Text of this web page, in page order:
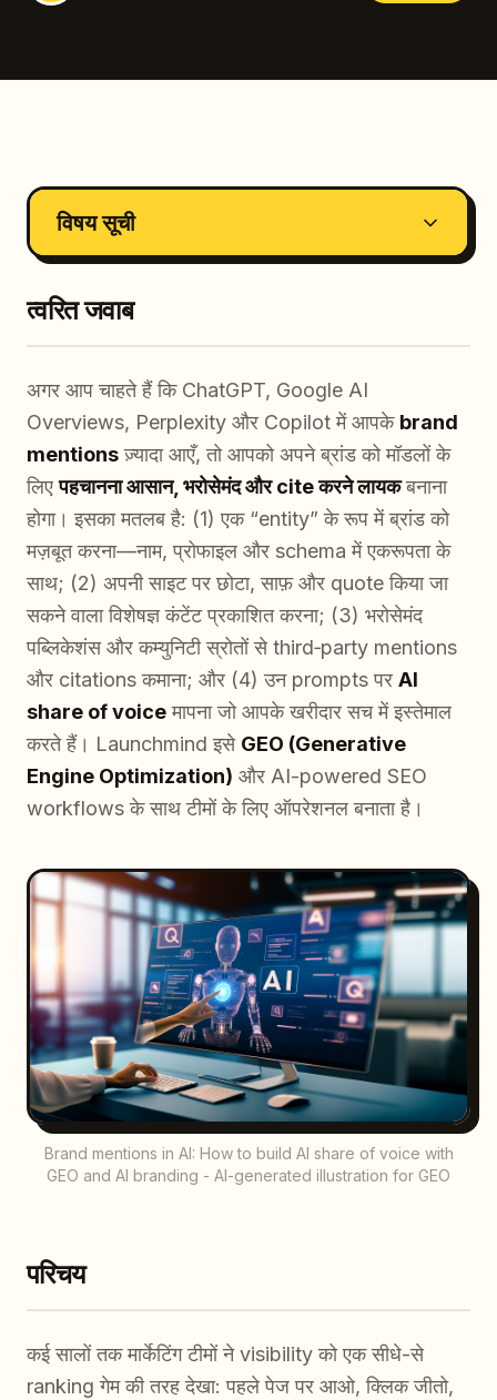
विषय सूची
त्वरित जवाब
अगर आप चाहते हैं कि ChatGPT, Google AI
Overviews, Perplexity और Copilot में आपके brand
mentionsज़्यादा आएँ, तो आपको अपने ब्रांड को मॉडलों के
लिएपहचानना आसान, भरोसेमंद और cite करने लायकबनाना
होगा। इसका मतलब है: (1) एक “entity” के रूप में ब्रांड को
मज़बूत करना—नाम, प्रोफाइल और schema में एकरूपता के
साथ; (2) अपनी साइट पर छोटा, साफ़ और quote किया जा
सकने वाला विशेषज्ञ कंटेंट प्रकाशित करना; (3) भरोसेमंद
पब्लिकेशंस और कम्युनिटी स्रोतों से third‑party mentions
और citations कमाना; और (4) उन prompts पर AI
share of voiceमापना जो आपके खरीदार सच में इस्तेमाल
करते हैं। Launchmind इसे GEO (Generative
Engine Optimization) और AI-powered SEO
workflows के साथ टीमों के लिए ऑपरेशनल बनाता है।
Brand mentions in AI: How to build AI share of voice with
GEO and AI branding - AI-generated illustration for GEO
परिचय
कई सालों तक मार्केटिंग टीमों ने visibility को एक सीधे-से
ranking गेम की तरह देखा: पहले पेज पर आओ, क्लिक जीतो,